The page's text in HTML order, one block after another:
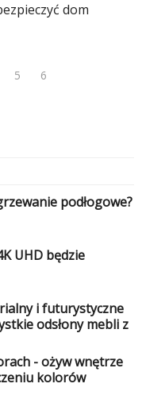
dom
5
6
podłogowe?
UHD będzie
i futurystyczne
odsłony mebli z
- ożyw wnętrze
kolorów